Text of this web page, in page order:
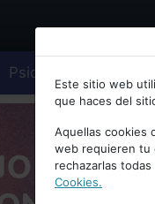
Escribe tu
Accede o
Psiquiatría
Este sitio web
que haces del
Aquellas cookies
web requieren tu
rechazarlas
Cookies.